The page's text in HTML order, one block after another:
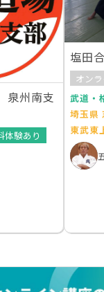
泉州南支
体験あり
塩田
オン
武道・
埼玉県
東武東